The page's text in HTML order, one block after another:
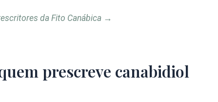
da Fito Canábica →
prescreve canabidiol